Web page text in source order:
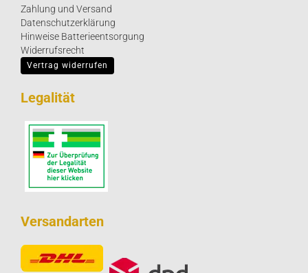
Zahlung und Versand
Datenschutzerklärung
Hinweise Batterieentsorgung
Widerrufsrecht
Vertrag widerrufen
Legalität
Versandarten